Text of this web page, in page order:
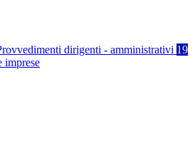
dirigenti - amministrativi 19
imprese